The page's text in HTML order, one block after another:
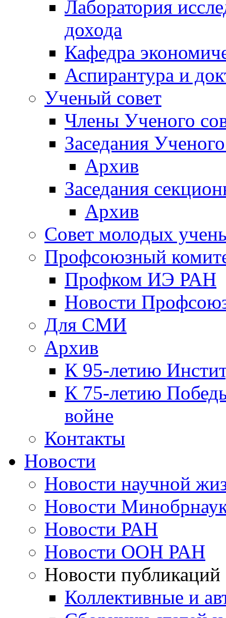
Лаборатория
дохода
Кафедра
Аспирантура и
Ученый совет
Члены Ученого
Заседания
Архив
Заседания
Архив
Совет молодых
Профсоюзный
Профком ИЭ РАН
Новости
Для СМИ
Архив
К 95-летию
К 75-летию
войне
Контакты
Новости
Новости научной
Новости
Новости РАН
Новости ООН РАН
Новости публикаций
Коллективные и